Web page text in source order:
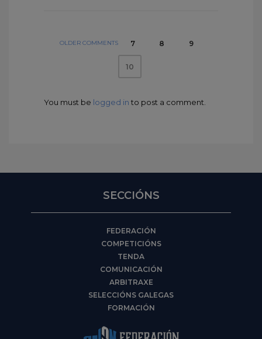
OLDER COMMENTS 7 8 9
10
You must be logged in to post a comment.
SECCIÓNS
FEDERACIÓN
COMPETICIÓNS
TENDA
COMUNICACIÓN
ARBITRAXE
SELECCIÓNS GALEGAS
FORMACIÓN